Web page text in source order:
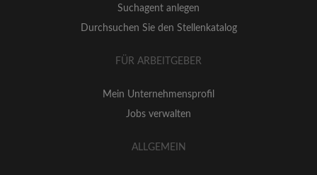
Suchagent anlegen
Durchsuchen Sie den Stellenkatalog
FÜR ARBEITGEBER
Mein Unternehmensprofil
Jobs verwalten
ALLGEMEIN